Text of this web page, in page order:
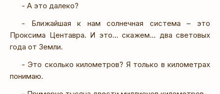
- А это далеко?
- Ближайшая к нам солнечная система – это
Проксима Центавра. И это... скажем... два световых
года от Земли.
- Это сколько километров? Я только в километрах
понимаю.